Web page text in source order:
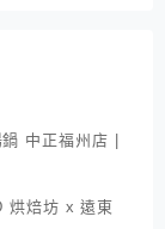
中正福州店 |
烘焙坊 x 遠東